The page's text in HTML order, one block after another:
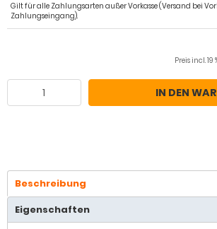
Gilt für alle Zahlungsarten außer Vorkasse (Versand bei
Zahlungseingang).
Preis incl. 19
IN DEN
Beschreibung
Eigenschaften